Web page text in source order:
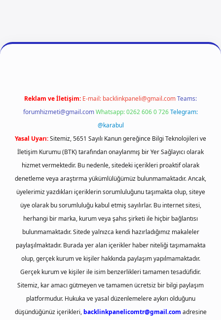
ilbet girişvdcasino girişbetexper
Reklam ve İletişim: E-mail: backlinkpaneli@gmail.comTeams:
forumhizmeti@gmail.comWhatsapp: 0262 606 0 726Telegram:
@karabul
Yasal Uyarı:Sitemiz, 5651 Sayılı Kanun gereğince Bilgi Teknolojileri ve
İletişim Kurumu (BTK) tarafından onaylanmış bir Yer Sağlayıcı olarak
hizmet vermektedir. Bu nedenle, sitedeki içerikleri proaktif olarak
denetleme veya araştırma yükümlülüğümüz bulunmamaktadır. Ancak,
üyelerimiz yazdıkları içeriklerin sorumluluğunu taşımakta olup, siteye
üye olarak bu sorumluluğu kabul etmiş sayılırlar. Bu internet sitesi,
herhangi bir marka, kurum veya şahıs şirketi ile hiçbir bağlantısı
bulunmamaktadır. Sitede yalnızca kendi hazırladığımız makaleler
paylaşılmaktadır. Burada yer alan içerikler haber niteliği taşımamakta
olup, gerçek kurum ve kişiler hakkında paylaşım yapılmamaktadır.
Gerçek kurum ve kişiler ile isim benzerlikleri tamamen tesadüfidir.
Sitemiz, kar amacı gütmeyen ve tamamen ücretsiz bir bilgi paylaşım
platformudur. Hukuka ve yasal düzenlemelere aykırı olduğunu
düşündüğünüz içerikleri, backlinkpanelicomtr@gmail.com adresine